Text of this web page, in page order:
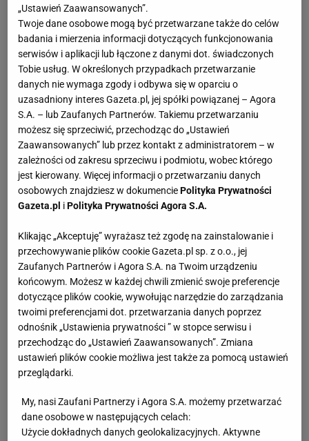
„Ustawień Zaawansowanych”.
Twoje dane osobowe mogą być przetwarzane także do celów
badania i mierzenia informacji dotyczących funkcjonowania
serwisów i aplikacji lub łączone z danymi dot. świadczonych
Tobie usług. W określonych przypadkach przetwarzanie
danych nie wymaga zgody i odbywa się w oparciu o
uzasadniony interes Gazeta.pl, jej spółki powiązanej – Agora
S.A. – lub Zaufanych Partnerów. Takiemu przetwarzaniu
możesz się sprzeciwić, przechodząc do „Ustawień
Zaawansowanych” lub przez kontakt z administratorem – w
zależności od zakresu sprzeciwu i podmiotu, wobec którego
jest kierowany. Więcej informacji o przetwarzaniu danych
osobowych znajdziesz w dokumencie Polityka Prywatności
Gazeta.pl i Polityka Prywatności Agora S.A.
Klikając „Akceptuję” wyrażasz też zgodę na zainstalowanie i
przechowywanie plików cookie Gazeta.pl sp. z o.o., jej
Zaufanych Partnerów i Agora S.A. na Twoim urządzeniu
końcowym. Możesz w każdej chwili zmienić swoje preferencje
dotyczące plików cookie, wywołując narzędzie do zarządzania
twoimi preferencjami dot. przetwarzania danych poprzez
odnośnik „Ustawienia prywatności ” w stopce serwisu i
przechodząc do „Ustawień Zaawansowanych”. Zmiana
ustawień plików cookie możliwa jest także za pomocą ustawień
przeglądarki.
My, nasi Zaufani Partnerzy i Agora S.A. możemy przetwarzać
dane osobowe w następujących celach:
Użycie dokładnych danych geolokalizacyjnych. Aktywne